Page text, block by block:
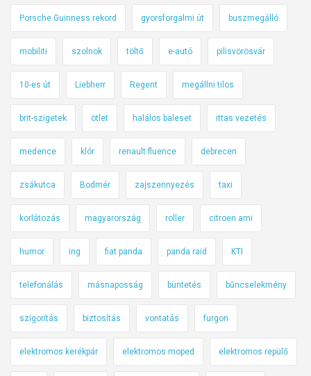
Porsche Guinness rekord gyorsforgalmi út buszmegálló
mobiliti szolnok töltő e-autó pilisvörösvár
10-es út Liebherr Regent megállni tilos
brit-szigetek ötlet halálos baleset ittas vezetés
medence klór renault fluence debrecen
zsákutca Bodmér zajszennyezés taxi
korlátozás magyarország roller citroen ami
humor ing fiat panda panda raid KTI
telefonálás másnaposság büntetés bűncselekmény
szigorítás biztosítás vontatás furgon
elektromos kerékpár elektromos moped elektromos repülő